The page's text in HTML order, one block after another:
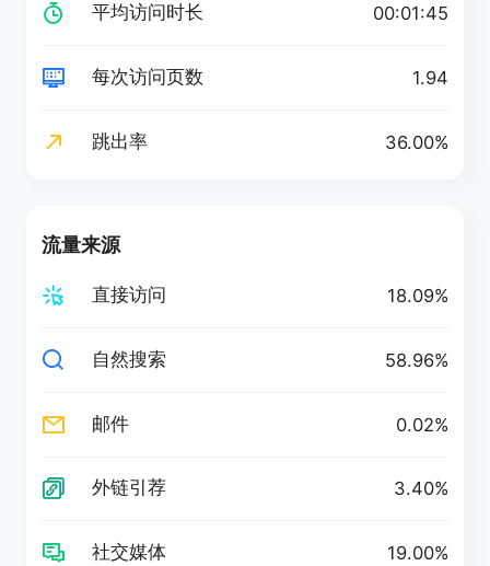
平均访问时长 00:01:45
每次访问页数 1.94
跳出率 36.00%
流量来源
直接访问 18.09%
自然搜索 58.96%
邮件 0.02%
外链引荐 3.40%
社交媒体 19.00%